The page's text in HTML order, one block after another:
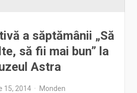
a săptămânii „Să
să fii mai bun” la
Astra
15, 2014 Monden